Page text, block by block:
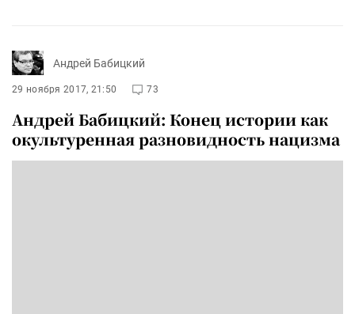
Андрей Бабицкий
29 ноября 2017, 21:50 73
Андрей Бабицкий: Конец истории как
окультуренная разновидность нацизма